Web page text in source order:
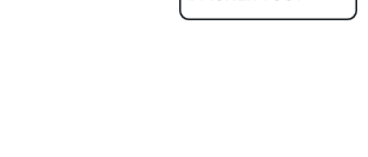
Profondeur